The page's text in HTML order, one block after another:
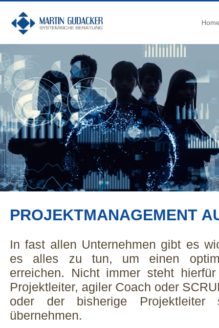
PROJEKTMANAGEMENT
In fast allen Unternehmen gibt es
es alles zu tun, um einen
erreichen. Nicht immer steht
Projektleiter, agiler Coach oder
oder der bisherige Projektleiter
übernehmen.